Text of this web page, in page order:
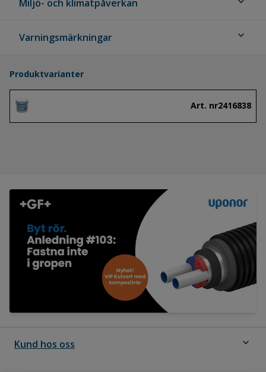
Miljö- och klimatpåverkan
Varningsmärkningar expand_more
Produktvarianter
Art. nr2416838
Kund hos oss expand_more